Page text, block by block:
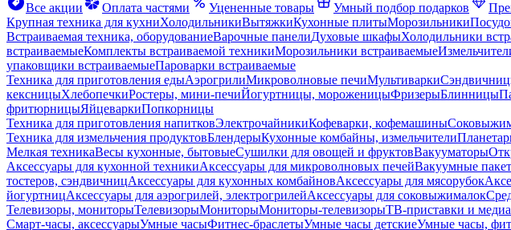
Все акции
Оплата частями Уцененные товары Умный подбор подарков
Крупная техника для кухниХолодильникиВытяжкиКухонные плитыМорозильники
Встраиваемая техника, оборудованиеВарочные панелиДуховые шкафыХолодильники
встраиваемыеКомплекты встраиваемой техникиМорозильники встраиваемые
упаковщики встраиваемыеПароварки встраиваемые
Техника для приготовления едыАэрогрилиМикроволновые печиМультиварки
кексницыХлебопечкиРостеры, мини-печиЙогуртницы, мороженицыФризерыБлинницы
фритюрницыЯйцеваркиПопкорницы
Техника для приготовления напитковЭлектрочайникиКофеварки, кофемашины
Техника для измельчения продуктовБлендерыКухонные комбайны, измельчители
Мелкая техникаВесы кухонные, бытовыеСушилки для овощей и фруктовВакууматоры
Аксессуары для кухонной техникиАксессуары для микроволновых печейВакуумные
тостеров, сэндвичницАксессуары для кухонных комбайновАксессуары для мясорубок
йогуртницАксессуары для аэрогрилей, электрогрилейАксессуары для соковыжималок
Телевизоры, мониторыТелевизорыМониторыМониторы-телевизорыТВ-приставки и
Смарт-часы, аксессуарыУмные часыФитнес-браслетыУмные часы детскиеУмные часы,